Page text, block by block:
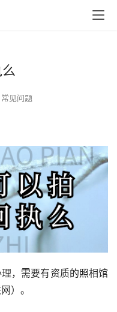
常见问题
，需要有资质的照相馆
）。